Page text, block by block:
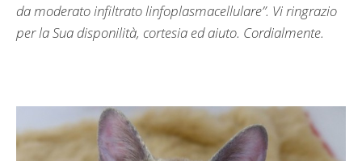
da moderato infiltrato linfoplasmacellulare”. Vi ringrazio
per la Sua disponilità, cortesia ed aiuto. Cordialmente.